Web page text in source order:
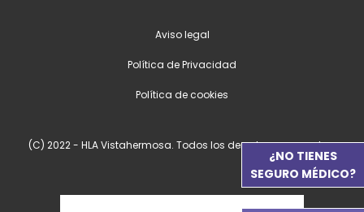
(C) 2022 - HLA Vistahermosa. Todos los derechos reservados.
Aviso legal
Política de Privacidad
Política de cookies
¿NO TIENES
SEGURO MÉDICO?